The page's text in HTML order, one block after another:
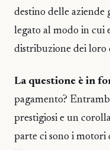
destino delle
legato al modo in cui
distribuzione dei loro
La questione è in
pagamento?
prestigiosi e un
parte ci sono i motori